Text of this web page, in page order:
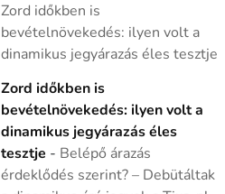
Zord időkben is
bevételnövekedés: ilyen volt a
dinamikus jegyárazás éles tesztje
Zord időkben is
bevételnövekedés: ilyen volt a
dinamikus jegyárazás éles
tesztje - Belépő árazás
érdeklődés szerint? – Debütáltak